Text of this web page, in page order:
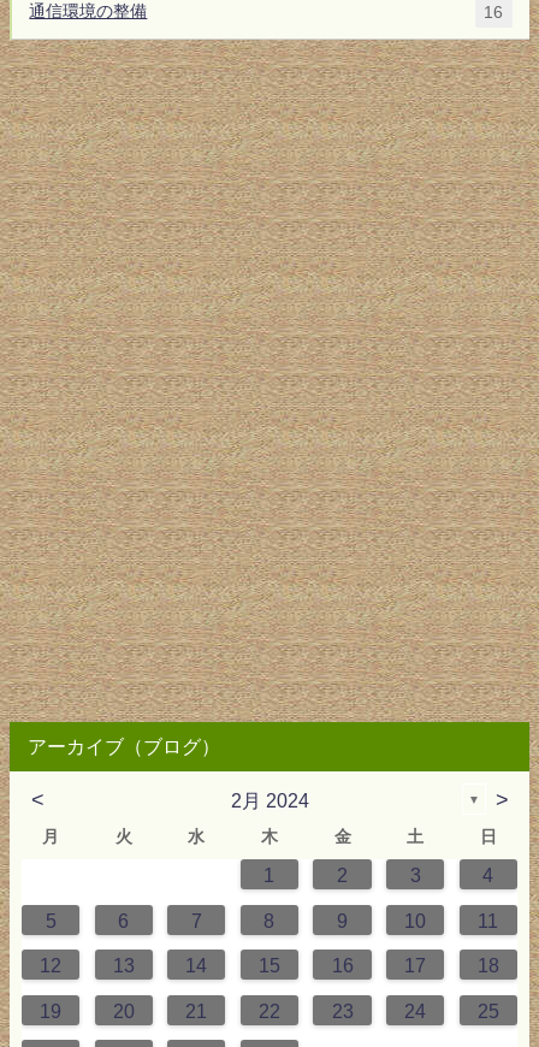
通信環境の整備 16
アーカイブ（ブログ）
< 2月 2024 ▼ >
月 火 水 木 金 土 日
1 2 3 4
5 6 7 8 9 10 11
12 13 14 15 16 17 18
19 20 21 22 23 24 25